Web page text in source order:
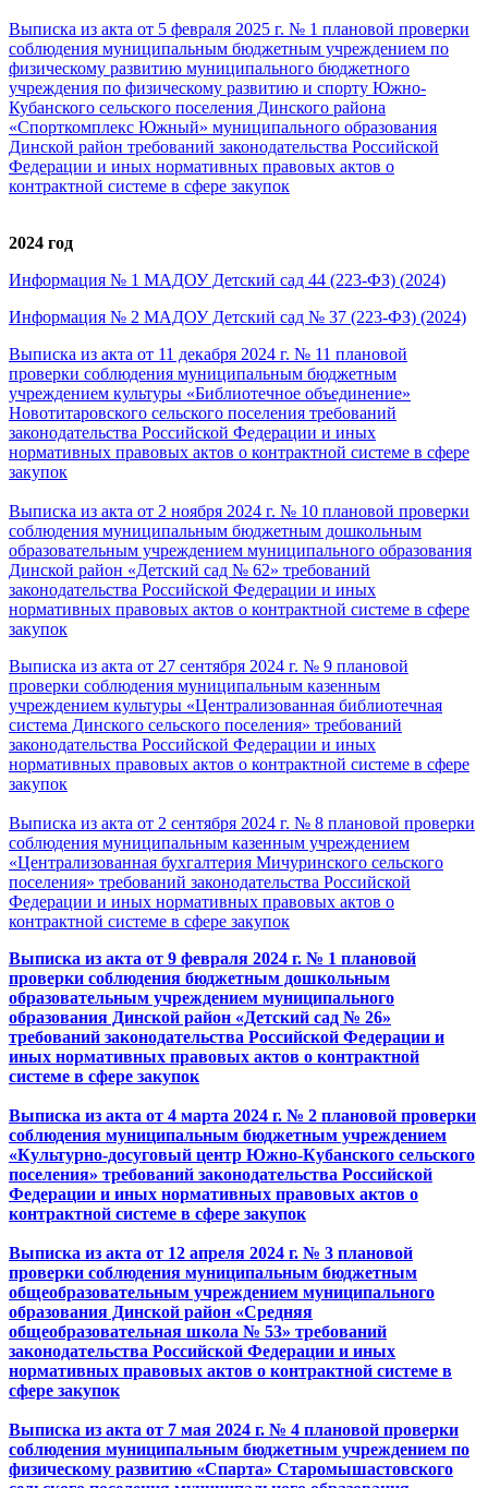
Выписка из акта от 5 февраля 2025 г. № 1 плановой проверки
соблюдения муниципальным бюджетным учреждением по
физическому развитию муниципального бюджетного
учреждения по физическому развитию и спорту Южно-
Кубанского сельского поселения Динского района
«Спорткомплекс Южный» муниципального образования
Динской район требований законодательства Российской
Федерации и иных нормативных правовых актов о
контрактной системе в сфере закупок
2024 год
Информация № 1 МАДОУ Детский сад 44 (223-ФЗ) (2024)
Информация № 2 МАДОУ Детский сад № 37 (223-ФЗ) (2024)
Выписка из акта от 11 декабря 2024 г. № 11 плановой
проверки соблюдения муниципальным бюджетным
учреждением культуры «Библиотечное объединение»
Новотитаровского сельского поселения требований
законодательства Российской Федерации и иных
нормативных правовых актов о контрактной системе в сфере
закупок
Выписка из акта от 2 ноября 2024 г. № 10 плановой проверки
соблюдения муниципальным бюджетным дошкольным
образовательным учреждением муниципального образования
Динской район «Детский сад № 62» требований
законодательства Российской Федерации и иных
нормативных правовых актов о контрактной системе в сфере
закупок
Выписка из акта от 27 сентября 2024 г. № 9 плановой
проверки соблюдения муниципальным казенным
учреждением культуры «Централизованная библиотечная
система Динского сельского поселения» требований
законодательства Российской Федерации и иных
нормативных правовых актов о контрактной системе в сфере
закупок
Выписка из акта от 2 сентября 2024 г. № 8 плановой проверки
соблюдения муниципальным казенным учреждением
«Централизованная бухгалтерия Мичуринского сельского
поселения» требований законодательства Российской
Федерации и иных нормативных правовых актов о
контрактной системе в сфере закупок
Выписка из акта от 9 февраля 2024 г. № 1 плановой
проверки соблюдения бюджетным дошкольным
образовательным учреждением муниципального
образования Динской район «Детский сад № 26»
требований законодательства Российской Федерации и
иных нормативных правовых актов о контрактной
системе в сфере закупок
Выписка из акта от 4 марта 2024 г. № 2 плановой проверки
соблюдения муниципальным бюджетным учреждением
«Культурно-досуговый центр Южно-Кубанского сельского
поселения» требований законодательства Российской
Федерации и иных нормативных правовых актов о
контрактной системе в сфере закупок
Выписка из акта от 12 апреля 2024 г. № 3 плановой
проверки соблюдения муниципальным бюджетным
общеобразовательным учреждением муниципального
образования Динской район «Средняя
общеобразовательная школа № 53» требований
законодательства Российской Федерации и иных
нормативных правовых актов о контрактной системе в
сфере закупок
Выписка из акта от 7 мая 2024 г. № 4 плановой проверки
соблюдения муниципальным бюджетным учреждением по
физическому развитию «Спарта» Старомышастовского